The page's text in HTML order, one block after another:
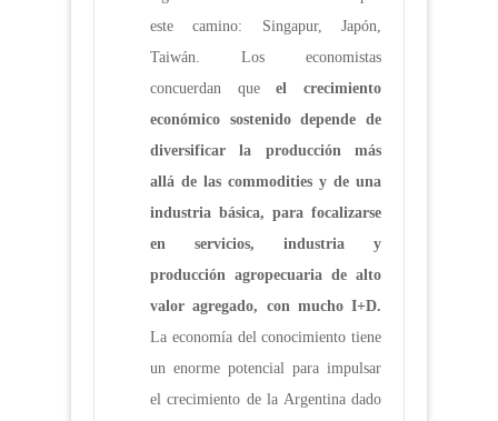
este camino: Singapur, Japón,
Taiwán. Los economistas
concuerdan queel crecimiento
económico sostenido depende de
diversificar la producción más
allá de las commodities y de una
industria básica, para focalizarse
en servicios, industria y
producción agropecuaria de alto
valor agregado, con mucho I+D.
La economía del conocimiento tiene
un enorme potencial para impulsar
el crecimiento de la Argentina dado